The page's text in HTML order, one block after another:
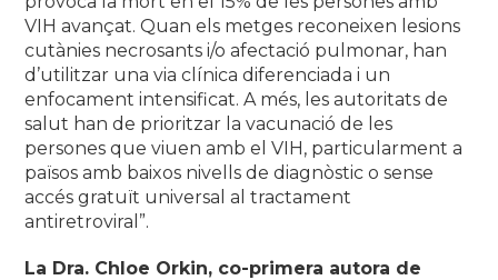
VIH avançat. Quan els metges reconeixen lesions
cutànies necrosants i/o afectació pulmonar, han
d’utilitzar una via clínica diferenciada i un
enfocament intensificat. A més, les autoritats de
salut han de prioritzar la vacunació de les
persones que viuen amb el VIH, particularment a
països amb baixos nivells de diagnòstic o sense
accés gratuït universal al tractament
antiretroviral”.
La Dra. Chloe Orkin, co-primera autora de